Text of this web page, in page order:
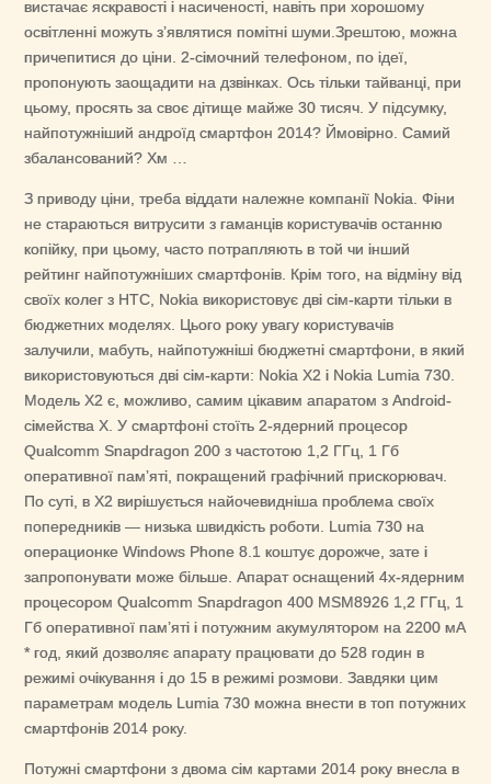
вистачає яскравості і насиченості, навіть при хорошому
освітленні можуть з’являтися помітні шуми.Зрештою, можна
причепитися до ціни. 2-сімочний телефоном, по ідеї,
пропонують заощадити на дзвінках. Ось тільки тайванці, при
цьому, просять за своє дітище майже 30 тисяч. У підсумку,
найпотужніший андроїд смартфон 2014? Ймовірно. Самий
збалансований? Хм …
З приводу ціни, треба віддати належне компанії Nokia. Фіни
не стараються витрусити з гаманців користувачів останню
копійку, при цьому, часто потрапляють в той чи інший
рейтинг найпотужніших смартфонів. Крім того, на відміну від
своїх колег з HTC, Nokia використовує дві сім-карти тільки в
бюджетних моделях. Цього року увагу користувачів
залучили, мабуть, найпотужніші бюджетні смартфони, в який
використовуються дві сім-карти: Nokia X2 і Nokia Lumia 730.
Модель Х2 є, можливо, самим цікавим апаратом з Android-
сімейства Х. У смартфоні стоїть 2-ядерний процесор
Qualcomm Snapdragon 200 з частотою 1,2 ГГц, 1 Гб
оперативної пам’яті, покращений графічний прискорювач.
По суті, в X2 вирішується найочевидніша проблема своїх
попередників — низька швидкість роботи. Lumia 730 на
операционке Windows Phone 8.1 коштує дорожче, зате і
запропонувати може більше. Апарат оснащений 4х-ядерним
процесором Qualcomm Snapdragon 400 MSM8926 1,2 ГГц, 1
Гб оперативної пам’яті і потужним акумулятором на 2200 мА
* год, який дозволяє апарату працювати до 528 годин в
режимі очікування і до 15 в режимі розмови. Завдяки цим
параметрам модель Lumia 730 можна внести в топ потужних
смартфонів 2014 року.
Потужні смартфони з двома сім картами 2014 року внесла в